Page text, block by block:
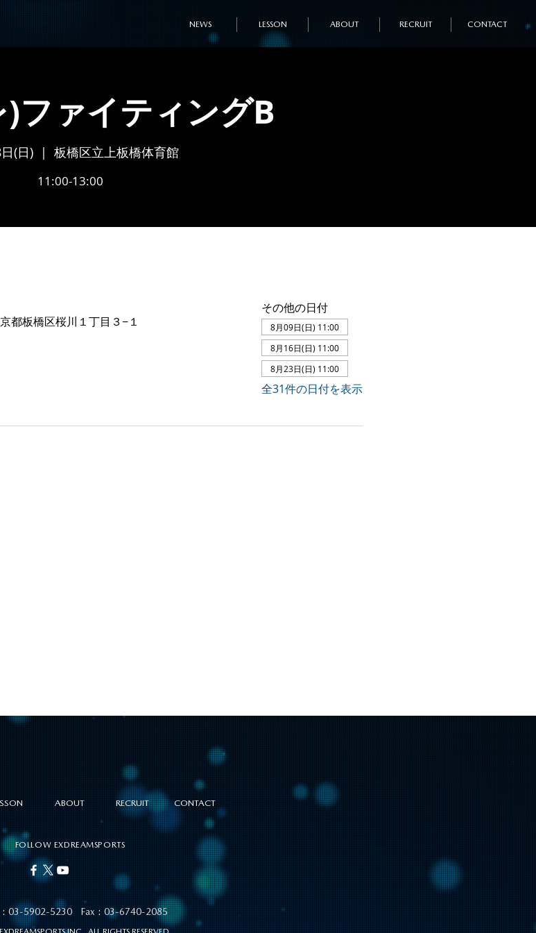
NEWS LESSON ABOUT RECRUIT CONTACT
ファイティングB
(日)
  |
板橋区立上板橋体育館
11:00-13:00
都板橋区桜川１丁目３−１
その他の日付
8月09日(日) 11:00
8月16日(日) 11:00
8月23日(日) 11:00
全31件の日付を表示
ABOUT RECRUIT CONTACT
FOLLOW EXDREAMSPORTS
: 03-5902-5230Fax : 03-6740-2085